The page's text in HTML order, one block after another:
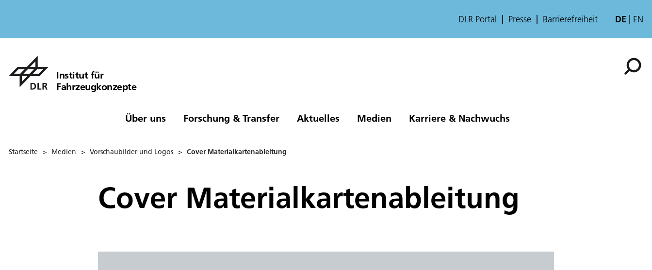
DLR Portal Presse Barrierefreiheit DE EN
Institut für
Fahrzeugkonzepte
Über uns Forschung & Transfer Aktuelles Medien Karriere & Nachwuchs
Startseite > Medien > Vorschaubilder und Logos > Cover Materialkartenableitung
Cover Materialkartenableitung